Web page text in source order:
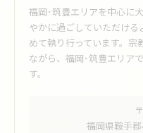
福岡･筑豊エリアを中心に
やかに過ごしていただけ
めて執り行っています。宗
ながら、福岡･筑豊エリア
す。
福岡県鞍手